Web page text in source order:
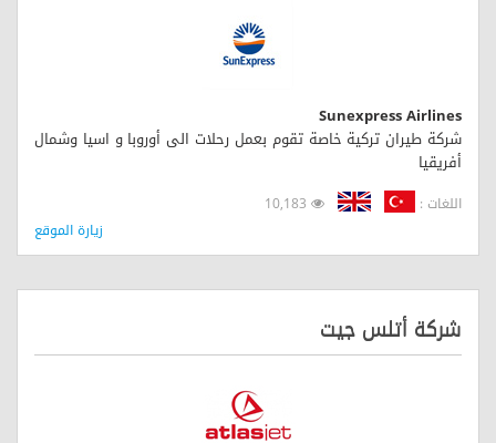
Sunexpress Airlines
شركة طيران تركية خاصة تقوم بعمل رحلات الى أوروبا و اسيا وشمال
أفريقيا
اللغات :
زيارة الموقع
شركة أتلس جيت